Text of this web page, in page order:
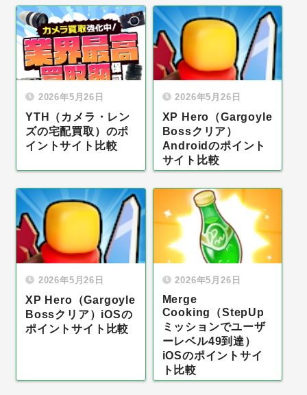
2026年5月26日
YTH（カメラ・レン
ズの宅配買取）のポ
イントサイト比較
2026年5月26日
XP Hero（Gargoyle
Bossクリア）
Androidのポイント
サイト比較
2026年5月26日
XP Hero（Gargoyle
Bossクリア）iOSの
ポイントサイト比較
2026年5月26日
Merge
Cooking（StepUp
ミッションでユーザ
ーレベル49到達）
iOSのポイントサイ
ト比較